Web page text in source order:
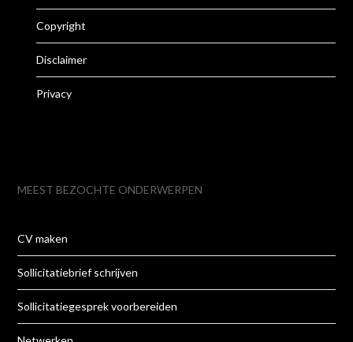
Copyright
Disclaimer
Privacy
MEEST BEZOCHTE ONDERWERPEN
CV maken
Sollicitatiebrief schrijven
Sollicitatiegesprek voorbereiden